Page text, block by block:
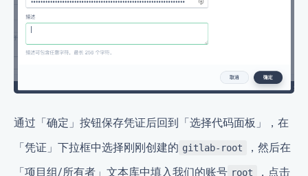
通过「确定」按钮保存凭证后回到「选择代码面板」，在
「凭证」下拉框中选择刚刚创建的 gitlab-root
，然后在
「项目组/所有者」文本库中填入我们的账号 root
，点击